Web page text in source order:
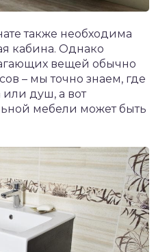
также необходима
кабина. Однако
вещей обычно
– мы точно знаем, где
или душ, а вот
мебели может быть